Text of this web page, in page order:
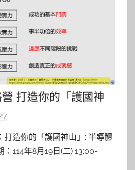
打造你的「護國神
我的那些事
c
h
打造你的「護國神山」: 半導體
114年8月19日(二) 13:00-